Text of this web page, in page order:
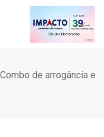
de arrogância e